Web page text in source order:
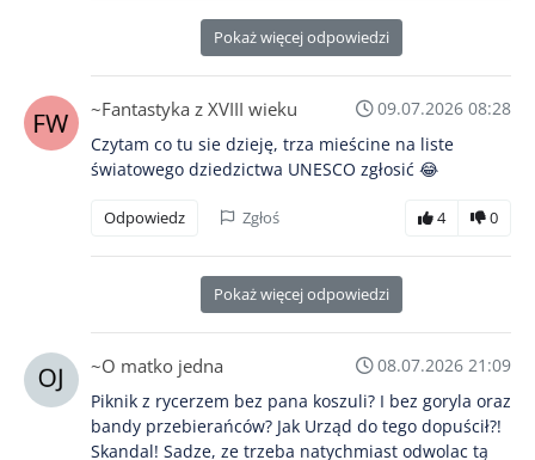
Pokaż więcej odpowiedzi
~Fantastyka z XVIII wieku
09.07.2026 08:28
Czytam co tu sie dzieję, trza mieścine na liste
światowego dziedzictwa UNESCO zgłosić 😂
Odpowiedz Zgłoś 4 0
Pokaż więcej odpowiedzi
~O matko jedna
08.07.2026 21:09
Piknik z rycerzem bez pana koszuli? I bez goryla oraz
bandy przebierańców? Jak Urząd do tego dopuścił?!
Skandal! Sadze, ze trzeba natychmiast odwolac tą